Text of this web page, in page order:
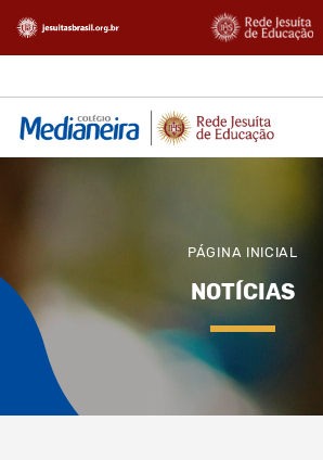
PÁGINA INICIAL
NOTÍCIAS